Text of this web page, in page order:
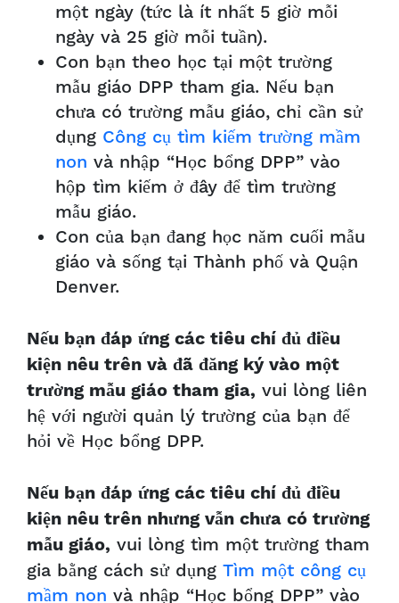
một ngày (tức là ít nhất 5 giờ mỗi
ngày và 25 giờ mỗi tuần).
Con bạn theo học tại một trường
mẫu giáo DPP tham gia. Nếu bạn
chưa có trường mẫu giáo, chỉ cần sử
dụng Công cụ tìm kiếm trường mầm
non và nhập “Học bổng DPP” vào
hộp tìm kiếm ở đây để tìm trường
mẫu giáo.
Con của bạn đang học năm cuối mẫu
giáo và sống tại Thành phố và Quận
Denver.
Nếu bạn đáp ứng các tiêu chí đủ điều
kiện nêu trên và đã đăng ký vào một
trường mẫu giáo tham gia, vui lòng liên
hệ với người quản lý trường của bạn để
hỏi về Học bổng DPP.
Nếu bạn đáp ứng các tiêu chí đủ điều
kiện nêu trên nhưng vẫn chưa có trường
mẫu giáo, vui lòng tìm một trường tham
gia bằng cách sử dụng Tìm một công cụ
mầm non và nhập “Học bổng DPP” vào